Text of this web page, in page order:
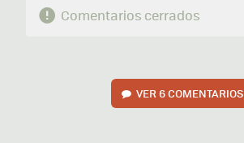
Comentarios cerrados
VER6 COMENTARIOS